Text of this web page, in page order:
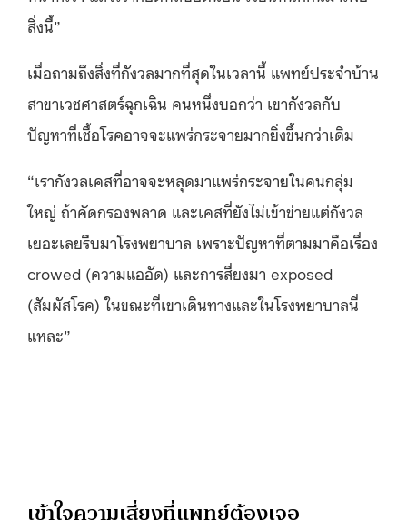
สิ่งนี้”
เมื่อถามถึงสิ่งที่กังวลมากที่สุดในเวลานี้ แพทย์ประจำบ้าน
สาขาเวชศาสตร์ฉุกเฉิน คนหนึ่งบอกว่า เขากังวลกับ
ปัญหาที่เชื้อโรคอาจจะแพร่กระจายมากยิ่งขึ้นกว่าเดิม
“เรากังวลเคสที่อาจจะหลุดมาแพร่กระจายในคนกลุ่ม
ใหญ่ ถ้าคัดกรองพลาด และเคสที่ยังไม่เข้าข่ายแต่กังวล
เยอะเลยรีบมาโรงพยาบาล เพราะปัญหาที่ตามมาคือเรื่อง
crowed (ความแออัด) และการสี่ยงมา exposed
(สัมผัสโรค) ในขณะที่เขาเดินทางและในโรงพยาบาลนี่
แหละ”
เข้าใจความเสี่ยงที่แพทย์ต้องเจอ